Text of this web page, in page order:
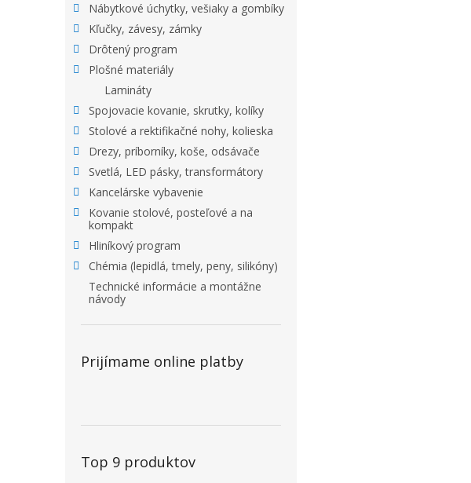
Nábytkové úchytky, vešiaky a gombíky
Kľučky, závesy, zámky
Drôtený program
Plošné materiály
Lamináty
Spojovacie kovanie, skrutky, kolíky
Stolové a rektifikačné nohy, kolieska
Drezy, príborníky, koše, odsávače
Svetlá, LED pásky, transformátory
Kancelárske vybavenie
Kovanie stolové, posteľové a na
kompakt
Hliníkový program
Chémia (lepidlá, tmely, peny, silikóny)
Technické informácie a montážne
návody
Prijímame online platby
Top 9 produktov